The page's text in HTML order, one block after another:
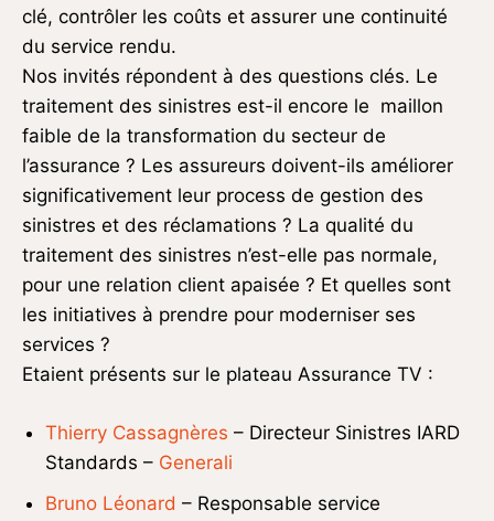
clé, contrôler les coûts et assurer une continuité
du service rendu.
Nos invités répondent à des questions clés. Le
traitement des sinistres est-il encore le maillon
faible de la transformation du secteur de
l’assurance ? Les assureurs doivent-ils améliorer
significativement leur process de gestion des
sinistres et des réclamations ? La qualité du
traitement des sinistres n’est-elle pas normale,
pour une relation client apaisée ? Et quelles sont
les initiatives à prendre pour moderniser ses
services ?
Etaient présents sur le plateau Assurance TV :
Thierry Cassagnères – Directeur Sinistres IARD
Standards – Generali
Bruno Léonard – Responsable service